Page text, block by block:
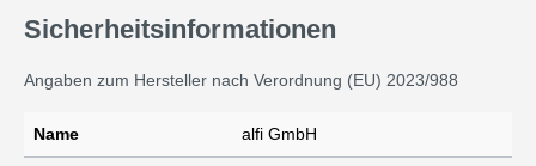
Sicherheitsinformationen
Angaben zum Hersteller nach Verordnung (EU) 2023/988
Name alfi GmbH